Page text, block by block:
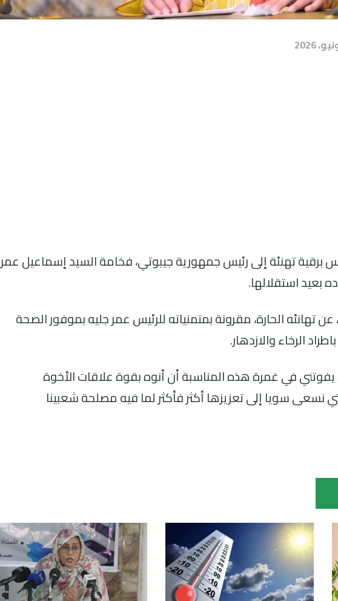
برقية تهنئة إلى رئيس جمهورية جيبوتي، فخامة السيد إسماعيل عمر
بعيد استقلالها.
تهانئه الحارة، مقرونة بمتمنياته للرئيس عمر جليه بموفور الصحة
الرخاء والازدهار.
يفوتني في غمرة هذه المناسبة أن أنوه بقوة علاقات الأخوة
نسعى سويا إلى تعزيزها أكثر فأكثر لما فيه مصلحة شعبينا